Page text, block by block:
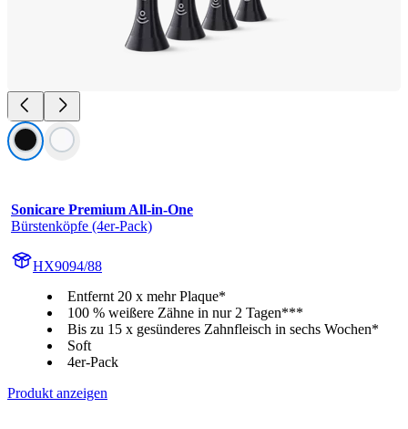
Sonicare Premium All-in-One
Bürstenköpfe (4er-Pack)
HX9094/88
Entfernt 20 x mehr Plaque*
100 % weißere Zähne in nur 2 Tagen***
Bis zu 15 x gesünderes Zahnfleisch in sechs Wochen*
Soft
4er-Pack
Produkt anzeigen